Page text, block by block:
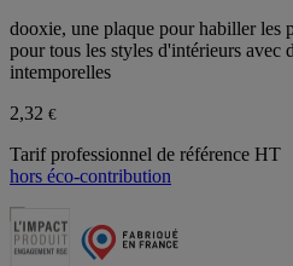
dooxie, une plaque pour habiller les
pour tous les styles d'intérieurs avec
intemporelles
2,32 €
Tarif professionnel de référence HT
hors éco-contribution